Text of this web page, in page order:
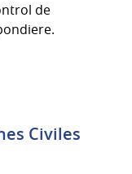
de
Civiles